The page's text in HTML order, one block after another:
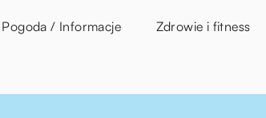
/ Informacje Zdrowie i fitness